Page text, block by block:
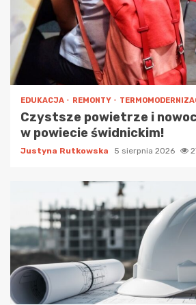
EDUKACJA REMONTY
Czystsze powietrze i
w powiecie świdnickim!
Justyna Rutkowska 5 sierpnia 2026